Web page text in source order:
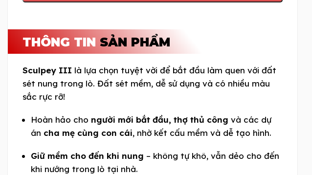
THÔNG TIN SẢN PHẨM
Sculpey III là lựa chọn tuyệt vời để bắt đầu làm quen với đất
sét nung trong lò. Đất sét mềm, dễ sử dụng và có nhiều màu
sắc rực rỡ!
Hoàn hảo cho người mới bắt đầu, thợ thủ công và các dự
án cha mẹ cùng con cái, nhờ kết cấu mềm và dễ tạo hình.
Giữ mềm cho đến khi nung – không tự khô, vẫn dẻo cho đến
khi nướng trong lò tại nhà.